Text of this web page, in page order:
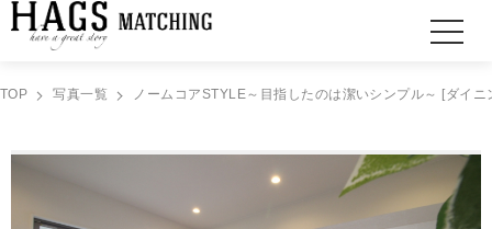
TOP 写真一覧 ノームコアSTYLE～目指したのは潔いシンプル～ [ダイニ